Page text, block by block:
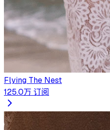
Flying The Nest
125.0万 订阅